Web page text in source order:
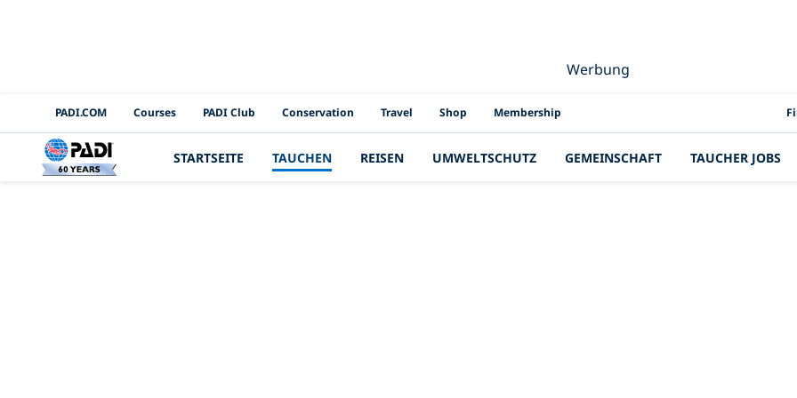
Werbung
PADI Channels
PADI.COM Courses PADI Club Conservation Travel Shop Membership
STARTSEITE TAUCHEN REISEN UMWELTSCHUTZ GEMEINSCHAFT TAUCHER JOBS